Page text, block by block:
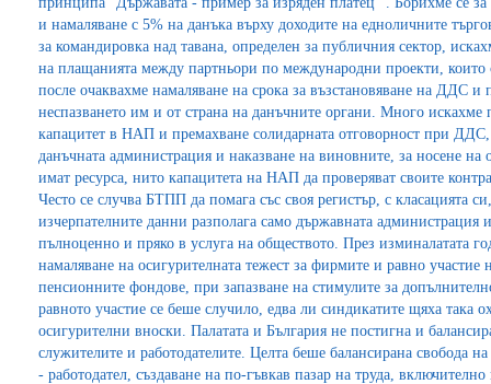
и намаляване с 5% на данъка върху доходите на едноличните
за командировка над тавана, определен за публичния сектор,
на плащанията между партньори по международни проекти,
после очаквахме намаляване на срока за възстановяване на ДДС и
неспазването им и от страна на данъчните органи. Много искахме
капацитет в НАП и премахване солидарната отговорност при ДДС,
данъчната администрация и наказване на виновните, за носене
имат ресурса, нито капацитета на НАП да проверяват своите
Често се случва БТПП да помага със своя регистър, с класацията
изчерпателните данни разполага само държавната администрация
пълноценно и пряко в услуга на обществото. През изминалатата
намаляване на осигурителната тежест за фирмите и равно
пенсионните фондове, при запазване на стимулите за
равното участие се беше случило, едва ли синдикатите щяха така
осигурителни вноски. Палатата и България не постигна и
служителите и работодателите. Целта беше балансирана свобода
- работодател, създаване на по-гъвкав пазар на труда,